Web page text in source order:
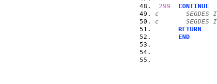
299
CONTINUE
c       SEGDES
c       SEGDES
RETURN
END